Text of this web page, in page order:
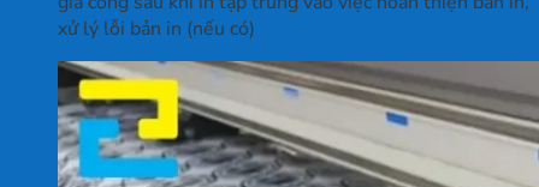
xử lý lỗi bản in (nếu có)